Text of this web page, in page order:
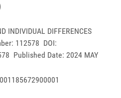
INDIVIDUAL DIFFERENCES
112578 DOI:
Published Date: 2024 MAY